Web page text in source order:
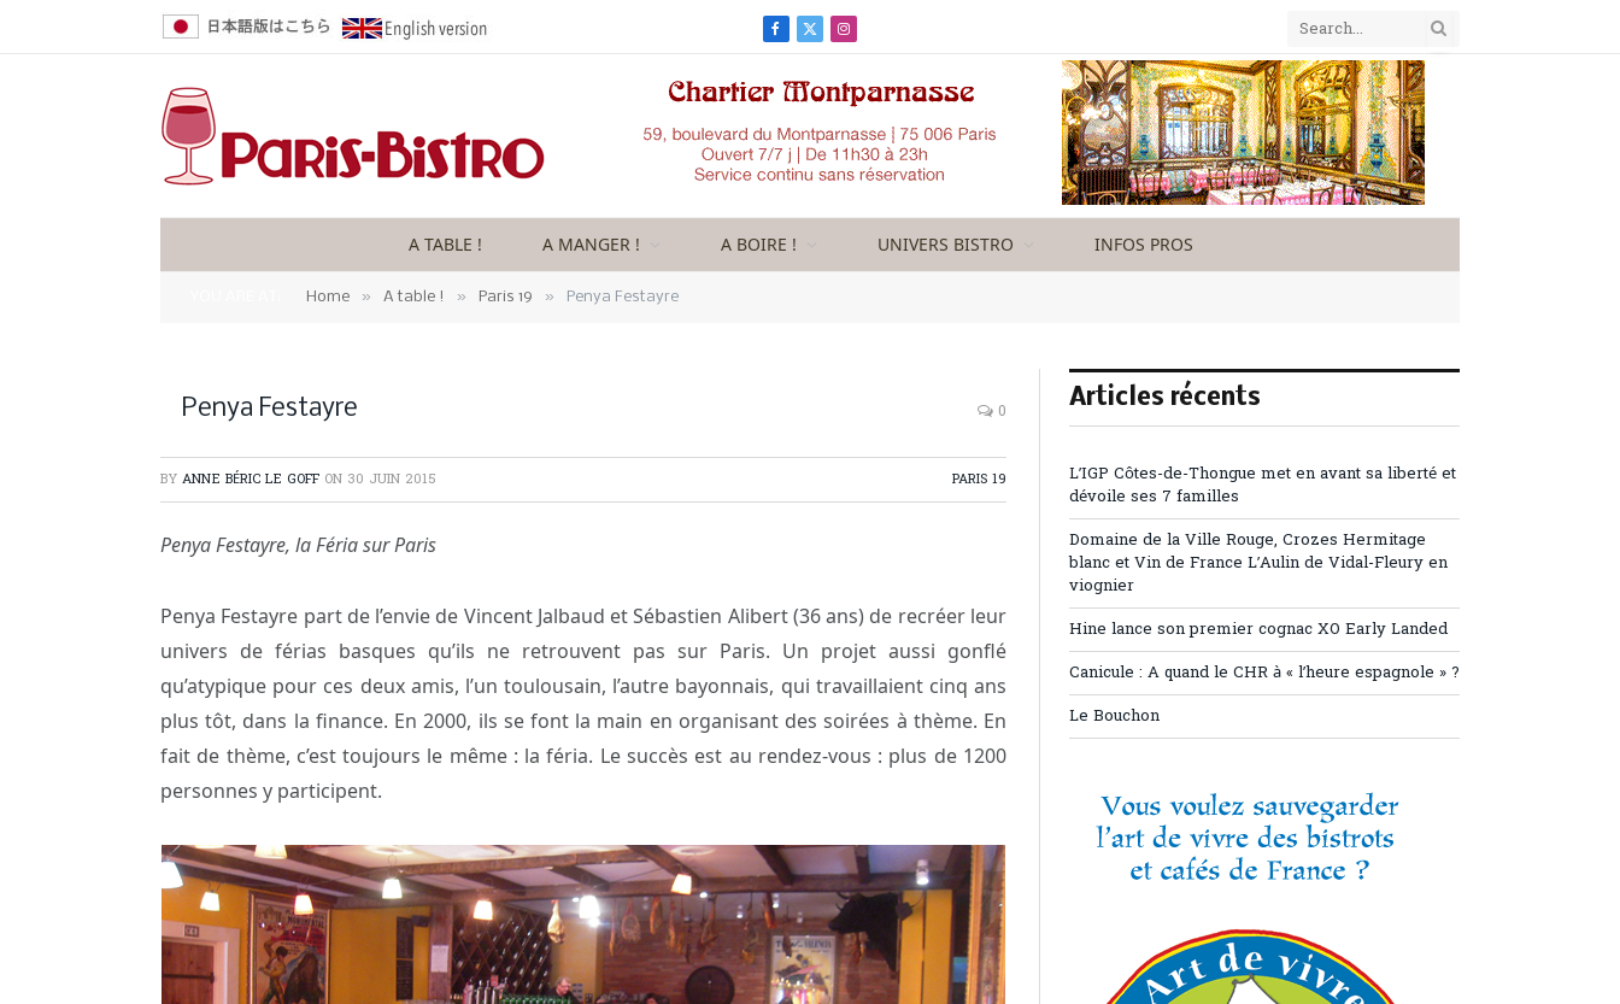
Facebook
X
Instagram
A TABLE ! A MANGER ! A BOIRE ! UNIVERS BISTRO INFOS PROS
Home » A table ! » Paris 19 » Penya Festayre
Penya Festayre 0
BY ANNE BÉRIC LE GOFF ON 30 JUIN 2015 PARIS 19
Penya Festayre, la Féria sur Paris
Penya Festayre part de l’envie de Vincent Jalbaud et Sébastien Alibert (36 ans) de recréer leur
univers de férias basques qu’ils ne retrouvent pas sur Paris. Un projet aussi gonflé
qu’atypique pour ces deux amis, l’un toulousain, l’autre bayonnais, qui travaillaient cinq ans
plus tôt, dans la finance. En 2000, ils se font la main en organisant des soirées à thème. En
fait de thème, c’est toujours le même : la féria. Le succès est au rendez-vous : plus de 1200
personnes y participent.
Articles récents
L’IGP Côtes-de-Thongue met en avant sa liberté et
dévoile ses 7 familles
Domaine de la Ville Rouge, Crozes Hermitage
blanc et Vin de France L’Aulin de Vidal-Fleury en
viognier
Hine lance son premier cognac XO Early Landed
Canicule : A quand le CHR à « l’heure espagnole » ?
Le Bouchon